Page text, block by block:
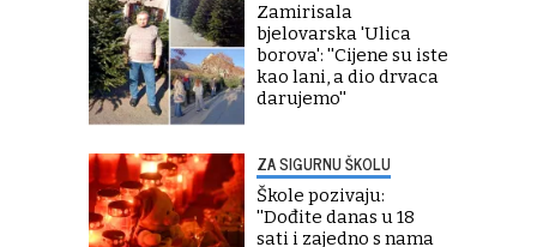
Zamirisala
bjelovarska 'Ulica
borova': ''Cijene su iste
kao lani, a dio drvaca
darujemo''
ZA SIGURNU ŠKOLU
Škole pozivaju:
''Dođite danas u 18
sati i zajedno s nama